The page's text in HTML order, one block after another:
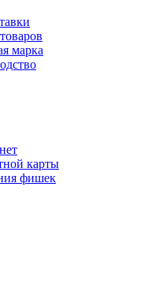
марка
карты
фишек